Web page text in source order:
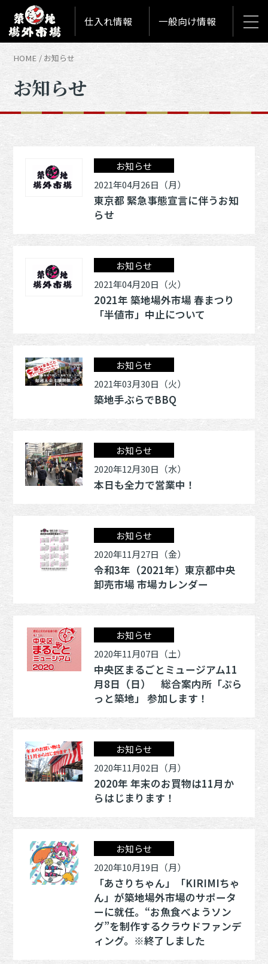
仕入れ情報 一般向け情報
HOME お知らせ
お知らせ
お知らせ
2021年04月26日（月）
東京都 緊急事態宣言に伴うお知
らせ
お知らせ
2021年04月20日（火）
2021年 築地場外市場 春まつり
「半値市」中止について
お知らせ
2021年03月30日（火）
築地手ぶらでBBQ
お知らせ
2020年12月30日（水）
本日も全力で営業中！
お知らせ
2020年11月27日（金）
令和3年（2021年）東京都中央
卸売市場 市場カレンダー
お知らせ
2020年11月07日（土）
中央区まるごとミュージアム11
月8日（日） 総合案内所「ぷら
っと築地」 参加します！
お知らせ
2020年11月02日（月）
2020年 年末のお買物は11月か
らはじまります！
お知らせ
2020年10月19日（月）
「あさりちゃん」「KIRIMIちゃ
ん」が築地場外市場のサポータ
ーに就任。“お魚食べようソン
グ”を制作するクラウドファンデ
ィング。※終了しました